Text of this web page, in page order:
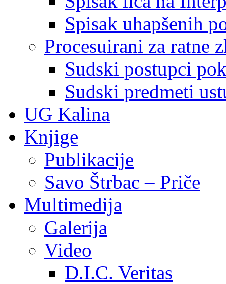
Spisak uhapšenih
Procesuirani za ratne
Sudski postupci
Sudski predmeti
UG Kalina
Knjige
Publikacije
Savo Štrbac – Priče
Multimedija
Galerija
Video
D.I.C. Veritas